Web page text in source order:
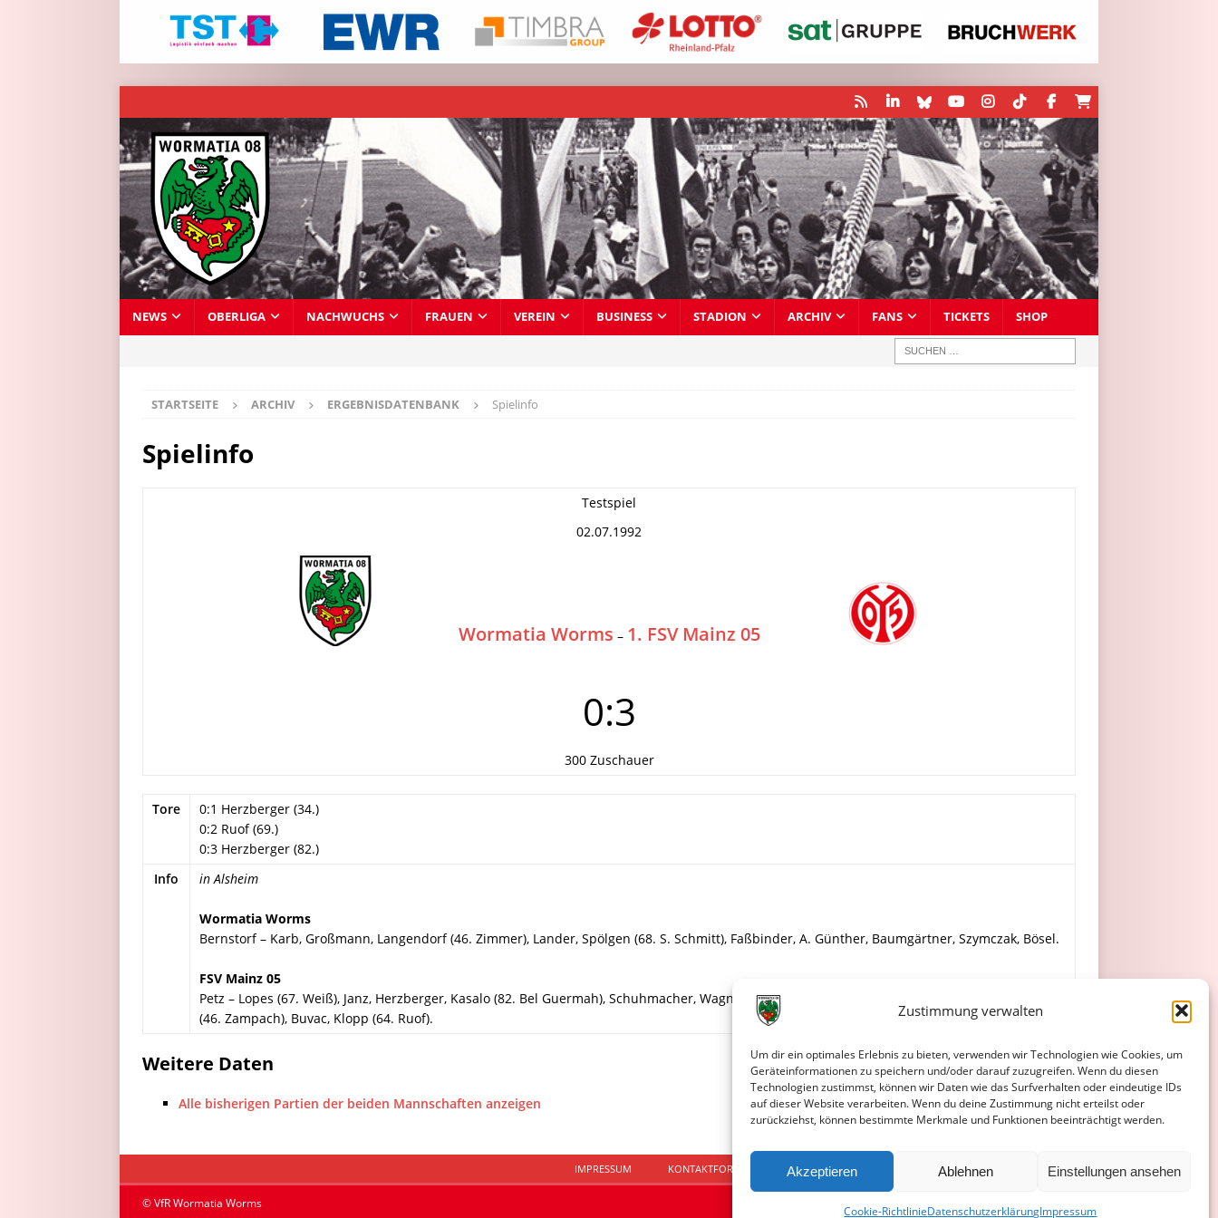
Zustimmung verwalten
Um dir ein optimales Erlebnis zu bieten, verwenden wir Technologien wie Cookies, um
Geräteinformationen zu speichern und/oder darauf zuzugreifen. Wenn du diesen
Technologien zustimmst, können wir Daten wie das Surfverhalten oder eindeutige IDs
auf dieser Website verarbeiten. Wenn du deine Zustimmung nicht erteilst oder
zurückziehst, können bestimmte Merkmale und Funktionen beeinträchtigt werden.
Akzeptieren Ablehnen Einstellungen ansehen
Cookie-RichtlinieDatenschutzerklärungImpressum
NEWS OBERLIGA NACHWUCHS FRAUEN VEREIN BUSINESS STADION ARCHIV FANS TICKETS SHOP
STARTSEITE ARCHIV ERGEBNISDATENBANK Spielinfo
Spielinfo
Testspiel
02.07.1992
Wormatia Worms – 1. FSV Mainz 05
0:3
300 Zuschauer
Tore
0:1 Herzberger (34.)
0:2 Ruof (69.)
0:3 Herzberger (82.)
Info
in Alsheim
Wormatia Worms
Bernstorf – Karb, Großmann, Langendorf (46. Zimmer), Lander, Spölgen (68. S. Schmitt), Faßbinder, A. Günther, Baumgärtner, Szymczak, Bösel.
FSV Mainz 05
Petz – Lopes (67. Weiß), Janz, Herzberger, Kasalo (82. Bel Guermah), Schuhmacher, Wagner (46. Becker), Schäfer (80. Rammenzweig), Diether
(46. Zampach), Buvac, Klopp (64. Ruof).
Weitere Daten
Alle bisherigen Partien der beiden Mannschaften anzeigen
IMPRESSUM KONTAKTFORMULAR DATENSCHUTZERKLÄRUNG COOKIE-RICHTLINIE (EU)
© VfR Wormatia Worms